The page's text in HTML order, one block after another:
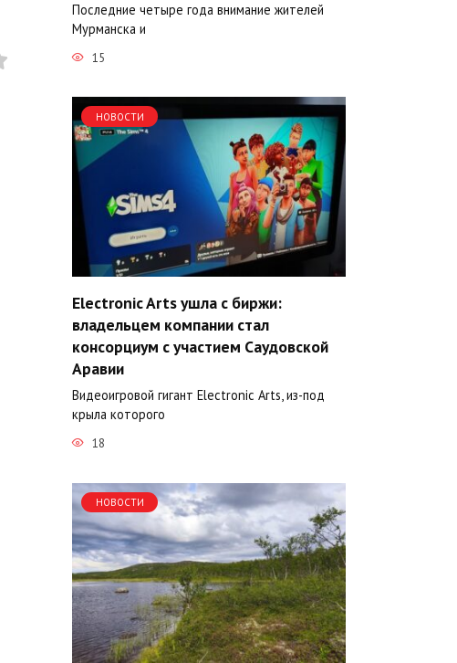
Последние четыре года внимание жителей
Мурманска и
15
НОВОСТИ
Electronic Arts ушла с биржи:
владельцем компании стал
консорциум с участием Саудовской
Аравии
Видеоигровой гигант Electronic Arts, из-под
крыла которого
18
НОВОСТИ